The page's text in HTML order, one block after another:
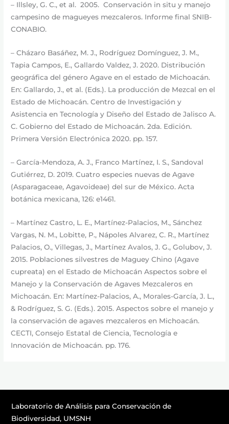
– Illsley, G. C., et al. 2005. Conservación in situ y manejo
campesino de magueyes mezcaleros. Informe final SNIB-
CONABIO.
– Cházaro Basáñez, M. J., Rodríguez Domínguez, J. M.,
Tapia Campos, E., Gallardo Valdez, J. 2020. Distribución
geográfica del género Agave en el estado de Michoacán.
En: Gallardo, J., et al. (Eds.). La producción de Mezcal en el
Estado de Michoacán. Centro de Investigación y
Asistencia en Tecnología y Diseño del Estado de Jalisco A.
C. Gobierno del Estado de Michoacán. 2da. Edición.
Primera Versión Electrónica 2020. pp. 157.
– García-Mendoza, A. J., Franco Martínez, I. S., Sandoval
Gutiérrez, D. 2019. Cuatro especies nuevas de Agave
(Asparagaceae, Agavoideae) del sur de México. Acta
botánica mexicana, 126: e1461.
– Martínez Castro, L. E., Martínez-Palacios, M., Sánchez
Vargas, N. M., Lobitte, P., Nápoles Alvarez, C. R., Martínez
Palacios, O., Villegas, J., Martínez Avalos, J. G., Golubov, J.
2015. Poblaciones silvestres de Maguey Chino (Agave
cupreata) en el Estado de Michoacán Aspectos sobre el
Manejo y la Conservación de Agaves Mezcaleros en
Michoacán. En: Martínez-Palacios, A., Morales-García, J. L.,
& Rodríguez, S. G. (Eds.). 2015. Aspectos sobre el manejo y
la conservación de agaves mezcaleros en Michoacán.
CECTI, Consejo Estatal de Ciencia, Tecnología e
Innovación de Michoacán. pp. 176.
Laboratorio de Análisis para Conservación de
Biodiversidad, UMSNH